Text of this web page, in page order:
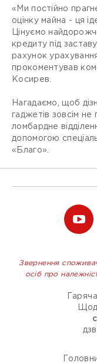
«Ми постійно
оцінку майна - ця
Цінуємо
кредиту під
рахунок
прокоментував
Косирев.
Нагадаємо, щоб
гаджетів зовсім не
ломбардне
допомогою
«Благо».
Звернення
осіб про
Гаряча